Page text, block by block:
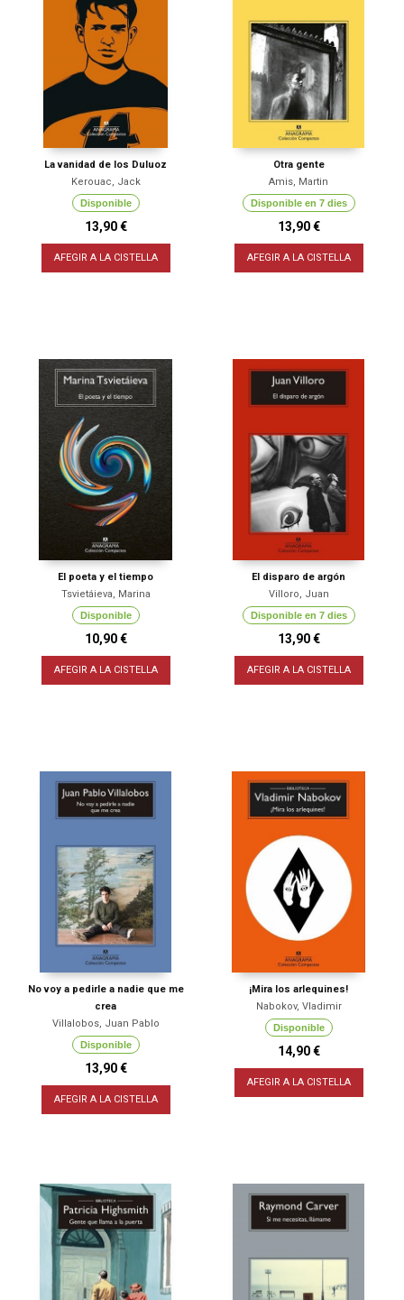
La vanidad de los Duluoz
Kerouac, Jack
Disponible
13,90 €
AFEGIR A LA CISTELLA
Otra gente
Amis, Martin
Disponible en 7 dies
13,90 €
AFEGIR A LA CISTELLA
El poeta y el tiempo
Tsvietáieva, Marina
Disponible
10,90 €
AFEGIR A LA CISTELLA
El disparo de argón
Villoro, Juan
Disponible en 7 dies
13,90 €
AFEGIR A LA CISTELLA
No voy a pedirle a nadie que me
crea
Villalobos, Juan Pablo
Disponible
13,90 €
AFEGIR A LA CISTELLA
¡Mira los arlequines!
Nabokov, Vladimir
Disponible
14,90 €
AFEGIR A LA CISTELLA